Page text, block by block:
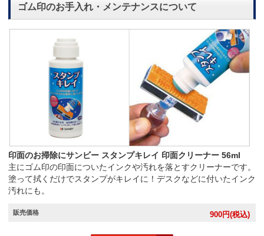
ゴム印のお手入れ・メンテナンスについて
印面のお掃除にサンビー スタンプキレイ 印面クリーナー 56ml
主にゴム印の印面についたインクや汚れを落とすクリーナーです。
塗って拭くだけでスタンプがキレイに！デスクなどに付いたインク
汚れにも。
販売価格 900円(税込)